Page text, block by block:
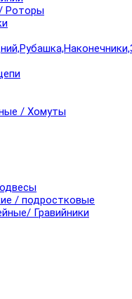
Роторы
/ Хомуты
/ подростковые
Гравийники